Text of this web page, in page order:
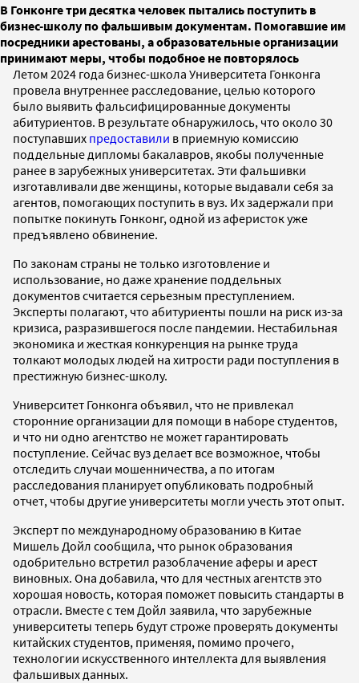
В Гонконге три десятка человек пытались поступить в
бизнес-школу по фальшивым документам. Помогавшие им
посредники арестованы, а образовательные организации
принимают меры, чтобы подобное не повторялось
Летом 2024 года бизнес-школа Университета Гонконга
провела внутреннее расследование, целью которого
было выявить фальсифицированные документы
абитуриентов. В результате обнаружилось, что около 30
поступавших предоставили в приемную комиссию
поддельные дипломы бакалавров, якобы полученные
ранее в зарубежных университетах. Эти фальшивки
изготавливали две женщины, которые выдавали себя за
агентов, помогающих поступить в вуз. Их задержали при
попытке покинуть Гонконг, одной из аферисток уже
предъявлено обвинение.
По законам страны не только изготовление и
использование, но даже хранение поддельных
документов считается серьезным преступлением.
Эксперты полагают, что абитуриенты пошли на риск из-за
кризиса, разразившегося после пандемии. Нестабильная
экономика и жесткая конкуренция на рынке труда
толкают молодых людей на хитрости ради поступления в
престижную бизнес-школу.
Университет Гонконга объявил, что не привлекал
сторонние организации для помощи в наборе студентов,
и что ни одно агентство не может гарантировать
поступление. Сейчас вуз делает все возможное, чтобы
отследить случаи мошенничества, а по итогам
расследования планирует опубликовать подробный
отчет, чтобы другие университеты могли учесть этот опыт.
Эксперт по международному образованию в Китае
Мишель Дойл сообщила, что рынок образования
одобрительно встретил разоблачение аферы и арест
виновных. Она добавила, что для честных агентств это
хорошая новость, которая поможет повысить стандарты в
отрасли. Вместе с тем Дойл заявила, что зарубежные
университеты теперь будут строже проверять документы
китайских студентов, применяя, помимо прочего,
технологии искусственного интеллекта для выявления
фальшивых данных.